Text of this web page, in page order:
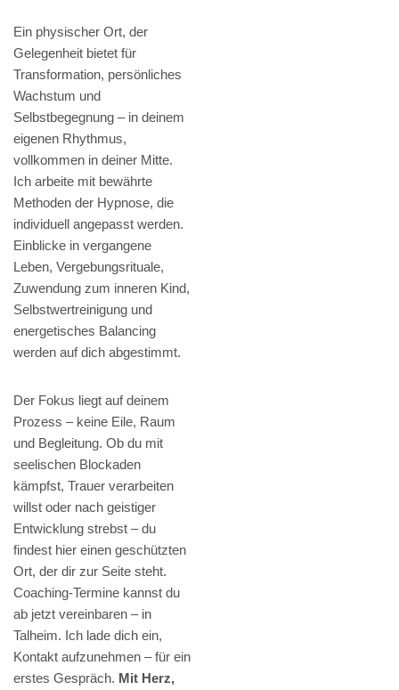
Ein physischer Ort, der
Gelegenheit bietet für
Transformation, persönliches
Wachstum und
Selbstbegegnung – in deinem
eigenen Rhythmus,
vollkommen in deiner Mitte.
Ich arbeite mit bewährte
Methoden der Hypnose, die
individuell angepasst werden.
Einblicke in vergangene
Leben, Vergebungsrituale,
Zuwendung zum inneren Kind,
Selbstwertreinigung und
energetisches Balancing
werden auf dich abgestimmt.
Der Fokus liegt auf deinem
Prozess – keine Eile, Raum
und Begleitung. Ob du mit
seelischen Blockaden
kämpfst, Trauer verarbeiten
willst oder nach geistiger
Entwicklung strebst – du
findest hier einen geschützten
Ort, der dir zur Seite steht.
Coaching-Termine kannst du
ab jetzt vereinbaren – in
Talheim. Ich lade dich ein,
Kontakt aufzunehmen – für ein
erstes Gespräch. Mit Herz,